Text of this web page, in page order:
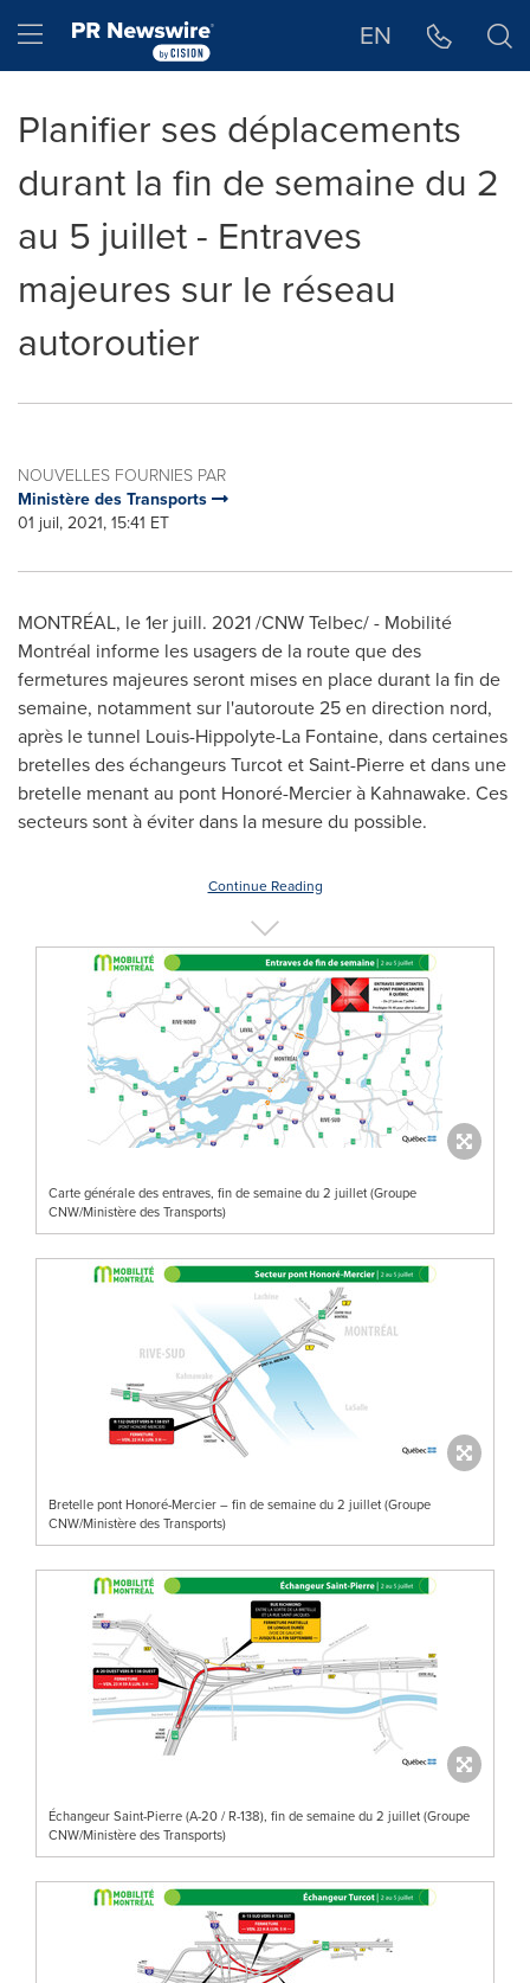
Hamburger menu EN
Planifier ses déplacements
durant la fin de semaine du 2
au 5 juillet - Entraves
majeures sur le réseau
autoroutier
NOUVELLES FOURNIES PAR
Ministère des Transports
01 juil, 2021, 15:41 ET
MONTRÉAL, le 1er juill. 2021 /CNW Telbec/ - Mobilité
Montréal informe les usagers de la route que des
fermetures majeures seront mises en place durant la fin de
semaine, notamment sur l'autoroute 25 en direction nord,
après le tunnel Louis-Hippolyte-La Fontaine, dans certaines
bretelles des échangeurs Turcot etSaint-Pierreet dans une
bretelle menant au pont Honoré-Mercierà Kahnawake. Ces
secteurs sont à éviter dans la mesure du possible.
Continue Reading
Carte générale des entraves, fin de semaine du 2 juillet (Groupe
CNW/Ministère des Transports)
Bretelle pont Honoré-Mercier – fin de semaine du 2 juillet (Groupe
CNW/Ministère des Transports)
Échangeur Saint-Pierre (A-20 / R-138), fin de semaine du 2 juillet (Groupe
CNW/Ministère des Transports)